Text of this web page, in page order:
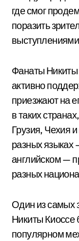
где смог
поразить
Фанаты Никиты
активно
приезжают на
в таких
Грузия, Чехия
разных языках
английском —
разных
Один из самых
Никиты Киоссе
популярном